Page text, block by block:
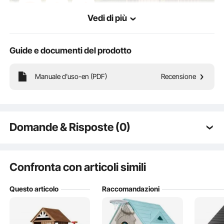
Una casetta da gioco all'aperto progettata per bambini dai 2 ai 10 anni, che aiuta
i tuoi bambini a esprimere la propria creatività, sviluppare abilità sociali e
Vedi di più
Guide e documenti del prodotto
Manuale d'uso-en (PDF) Recensione
Domande & Risposte (0)
Il prodotto è durevole? ...
Fai la prima domanda
Confronta con articoli simili
Questo articolo Raccomandazioni